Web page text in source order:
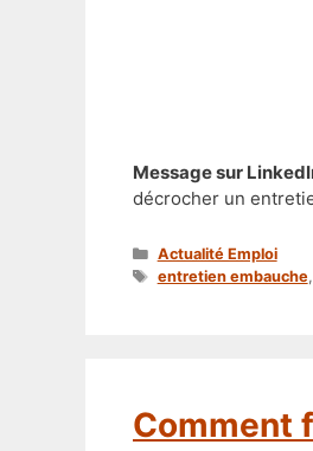
Message sur
décrocher un
Catégories
Actualité Emploi
Étiquettes
entretien embauche,